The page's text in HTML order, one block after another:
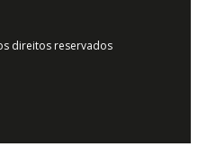
direitos reservados